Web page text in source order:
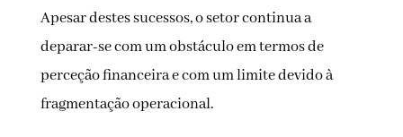
Apesar destes sucessos, o setor continua a
deparar-se com um obstáculo em termos de
perceção financeira e com um limite devido à
fragmentação operacional.